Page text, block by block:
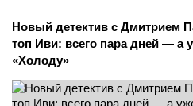
Новый детектив с Дмитрием
топ Иви: всего пара дней — а
«Холоду»